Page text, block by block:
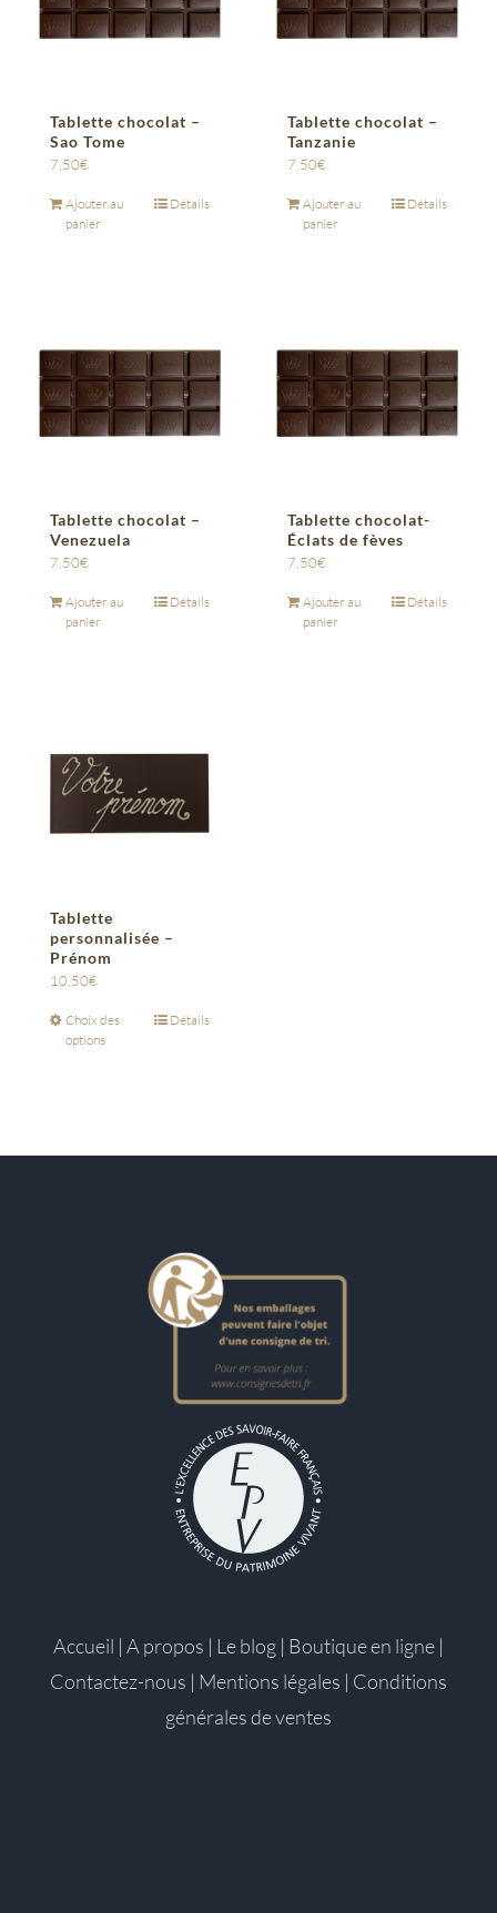
Tablette chocolat –
Sao Tome
7,50€
Ajouter au
panier
Détails
Tablette chocolat –
Tanzanie
7,50€
Ajouter au
panier
Détails
Tablette chocolat –
Venezuela
7,50€
Ajouter au
panier
Détails
Tablette chocolat-
Éclats de fèves
7,50€
Ajouter au
panier
Détails
Tablette
personnalisée –
Prénom
10,50€
Choix des
options
Détails
Accueil | A propos | Le blog | Boutique en ligne |
Contactez-nous | Mentions légales | Conditions
générales de ventes